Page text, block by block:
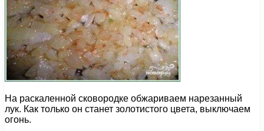
На раскаленной сковородке обжариваем нарезанный
лук. Как только он станет золотистого цвета, выключаем
огонь.